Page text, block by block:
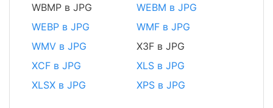
WBMP в JPG
WEBM в JPG
WEBP в JPG
WMF в JPG
WMV в JPG
X3F в JPG
XCF в JPG
XLS в JPG
XLSX в JPG
XPS в JPG